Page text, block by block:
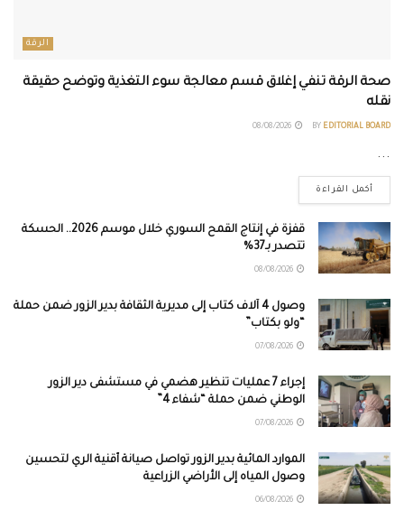
الرقة
صحة الرقة تنفي إغلاق قسم معالجة سوء التغذية وتوضح حقيقة
نقله
BY EDITORIAL BOARD
...
أكمل القراءة
قفزة في إنتاج القمح السوري خلال موسم 2026.. الحسكة
تتصدر بـ37%
وصول 4 آلاف كتاب إلى مديرية الثقافة بدير الزور ضمن حملة
“ولو بكتاب”
إجراء 7 عمليات تنظير هضمي في مستشفى دير الزور
الوطني ضمن حملة “شفاء 4”
الموارد المائية بدير الزور تواصل صيانة أقنية الري لتحسين
وصول المياه إلى الأراضي الزراعية